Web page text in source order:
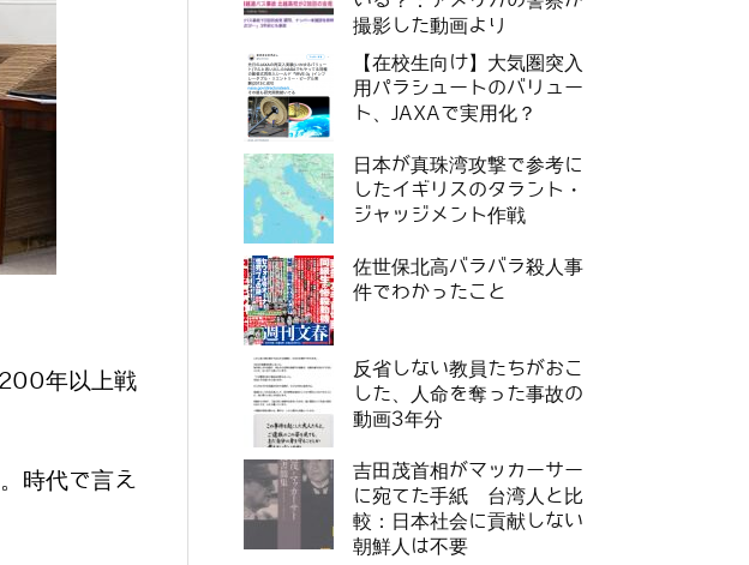
年以上戦
時代で言え
撮影した動画より
【在校生向け】大気圏突入
用パラシュートのバリュー
ト、JAXAで実用化？
日本が真珠湾攻撃で参考に
したイギリスのタラント・
ジャッジメント作戦
佐世保北高バラバラ殺人事
件でわかったこと
反省しない教員たちがおこ
した、人命を奪った事故の
動画3年分
吉田茂首相がマッカーサー
に宛てた手紙 台湾人と比
較：日本社会に貢献しない
朝鮮人は不要